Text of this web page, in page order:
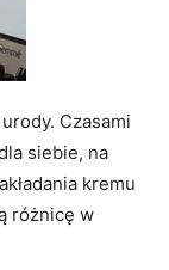
Czasami
siebie, na
kremu
różnicę w